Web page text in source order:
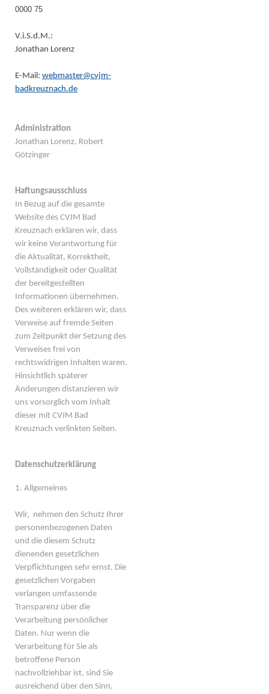
0000 75
V.i.S.d.M.:
Jonathan Lorenz
E-Mail: webmaster@cvjm-
badkreuznach.de
Administration
Jonathan Lorenz, Robert
Götzinger
Haftungsausschluss
In Bezug auf die gesamte
Website des CVJM Bad
Kreuznach erklären wir, dass
wir keine Verantwortung für
die Aktualität, Korrektheit,
Vollständigkeit oder Qualität
der bereitgestellten
Informationen übernehmen.
Des weiteren erklären wir, dass
Verweise auf fremde Seiten
zum Zeitpunkt der Setzung des
Verweises frei von
rechtswidrigen Inhalten waren.
Hinsichtlich späterer
Änderungen distanzieren wir
uns vorsorglich vom Inhalt
dieser mit CVJM Bad
Kreuznach verlinkten Seiten.
Datenschutzerklärung
1. Allgemeines
Wir, nehmen den Schutz Ihrer
personenbezogenen Daten
und die diesem Schutz
dienenden gesetzlichen
Verpflichtungen sehr ernst. Die
gesetzlichen Vorgaben
verlangen umfassende
Transparenz über die
Verarbeitung persönlicher
Daten. Nur wenn die
Verarbeitung für Sie als
betroffene Person
nachvollziehbar ist, sind Sie
ausreichend über den Sinn,